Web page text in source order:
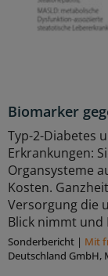
Biomarker
Typ-2-Diabetes
Erkrankungen:
Organsysteme
Kosten.
Versorgung die
Blick nimmt und
Sonderbericht | Mit
Deutschland GmbH,